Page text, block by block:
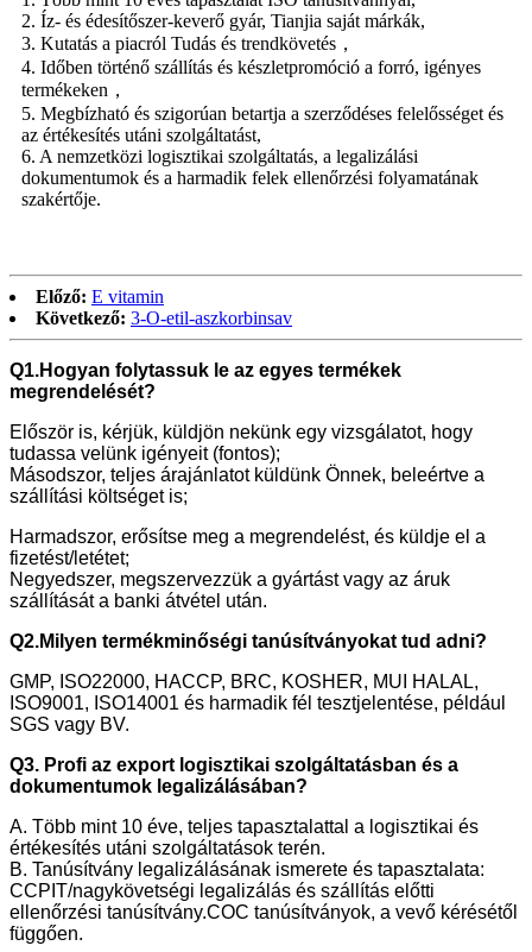
2. Íz- és édesítőszer-keverő gyár, Tianjia saját márkák,
3. Kutatás a piacról Tudás és trendkövetés，
4. Időben történő szállítás és készletpromóció a forró, igényes
termékeken，
5. Megbízható és szigorúan betartja a szerződéses felelősséget és
az értékesítés utáni szolgáltatást,
6. A nemzetközi logisztikai szolgáltatás, a legalizálási
dokumentumok és a harmadik felek ellenőrzési folyamatának
szakértője.
Előző: E vitamin
Következő: 3-O-etil-aszkorbinsav
Q1.Hogyan folytassuk le az egyes termékek
megrendelését?
Először is, kérjük, küldjön nekünk egy vizsgálatot, hogy
tudassa velünk igényeit (fontos);
Másodszor, teljes árajánlatot küldünk Önnek, beleértve a
szállítási költséget is;
Harmadszor, erősítse meg a megrendelést, és küldje el a
fizetést/letétet;
Negyedszer, megszervezzük a gyártást vagy az áruk
szállítását a banki átvétel után.
Q2.Milyen termékminőségi tanúsítványokat tud adni?
GMP, ISO22000, HACCP, BRC, KOSHER, MUI HALAL,
ISO9001, ISO14001 és harmadik fél tesztjelentése, például
SGS vagy BV.
Q3. Profi az export logisztikai szolgáltatásban és a
dokumentumok legalizálásában?
A. Több mint 10 éve, teljes tapasztalattal a logisztikai és
értékesítés utáni szolgáltatások terén.
B. Tanúsítvány legalizálásának ismerete és tapasztalata:
CCPIT/nagykövetségi legalizálás és szállítás előtti
ellenőrzési tanúsítvány.COC tanúsítványok, a vevő kérésétől
függően.